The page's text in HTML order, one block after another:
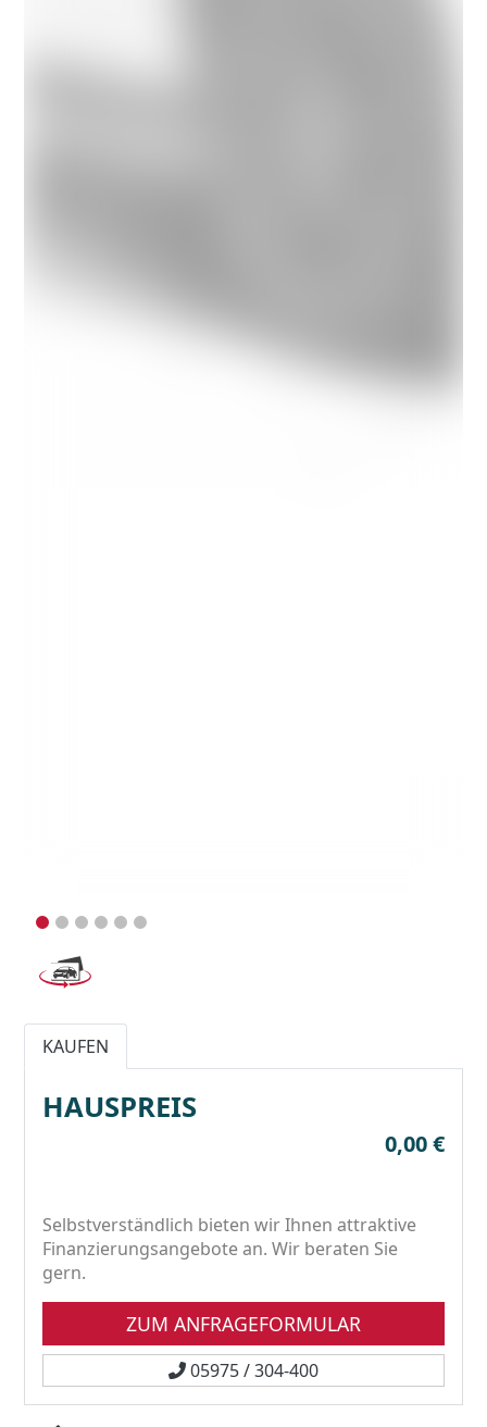
KAUFEN
HAUSPREIS
0,00 €
Selbstverständlich bieten wir Ihnen attraktive
Finanzierungsangebote an. Wir beraten Sie
gern.
ZUM ANFRAGEFORMULAR
05975 / 304-400